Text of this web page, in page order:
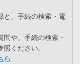
と、手続の検索・電
や、手続の検索・
ください。
ら